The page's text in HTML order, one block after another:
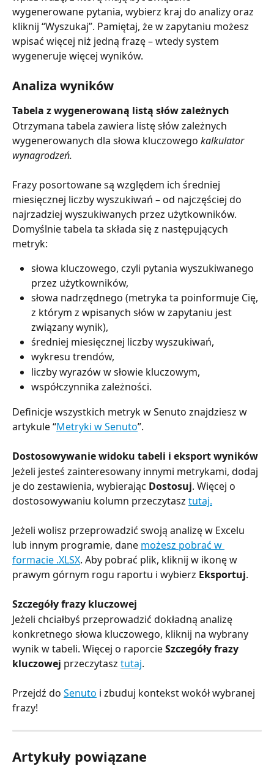
wygenerowane pytania, wybierz kraj do analizy oraz
kliknij “Wyszukaj”. Pamiętaj, że w zapytaniu możesz
wpisać więcej niż jedną frazę – wtedy system
wygeneruje więcej wyników.
Analiza wyników
Tabela z wygenerowaną listą słów zależnych
Otrzymana tabela zawiera listę słów zależnych
wygenerowanych dla słowa kluczowego kalkulator
wynagrodzeń.
Frazy posortowane są względem ich średniej
miesięcznej liczby wyszukiwań – od najczęściej do
najrzadziej wyszukiwanych przez użytkowników.
Domyślnie tabela ta składa się z następujących
metryk:
słowa kluczowego, czyli pytania wyszukiwanego
przez użytkowników,
słowa nadrzędnego (metryka ta poinformuje Cię,
z którym z wpisanych słów w zapytaniu jest
związany wynik),
średniej miesięcznej liczby wyszukiwań,
wykresu trendów,
liczby wyrazów w słowie kluczowym,
współczynnika zależności.
Definicje wszystkich metryk w Senuto znajdziesz w
artykule “Metryki w Senuto”.
Dostosowywanie widoku tabeli i eksport wyników
Jeżeli jesteś zainteresowany innymi metrykami, dodaj
je do zestawienia, wybierając Dostosuj. Więcej o
dostosowywaniu kolumn przeczytasz tutaj.
Jeżeli wolisz przeprowadzić swoją analizę w Excelu
lub innym programie, dane możesz pobrać w
formacie .XLSX. Aby pobrać plik, kliknij w ikonę w
prawym górnym rogu raportu i wybierz Eksportuj.
Szczegóły frazy kluczowej
Jeżeli chciałbyś przeprowadzić dokładną analizę
konkretnego słowa kluczowego, kliknij na wybrany
wynik w tabeli. Więcej o raporcie Szczegóły frazy
kluczowej przeczytasz tutaj.
Przejdź do Senuto i zbuduj kontekst wokół wybranej
frazy!
Artykuły powiązane